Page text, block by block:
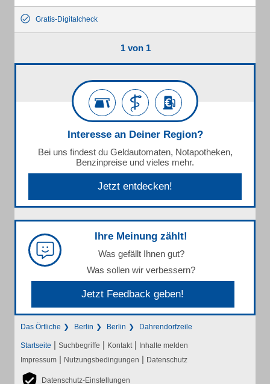
Gratis-Digitalcheck
1 von 1
Interesse an Deiner Region?
Bei uns findest du Geldautomaten, Notapotheken,
Benzinpreise und vieles mehr.
Jetzt entdecken!
Ihre Meinung zählt!
Was gefällt Ihnen gut?
Was sollen wir verbessern?
Jetzt Feedback geben!
Das Örtliche Berlin Berlin Dahrendorfzeile
Startseite | Suchbegriffe | Kontakt | Inhalte melden
Impressum | Nutzungsbedingungen | Datenschutz
Datenschutz-Einstellungen